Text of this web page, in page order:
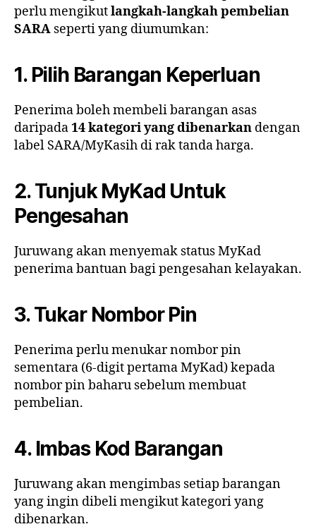
perlu mengikutlangkah-langkah pembelian
SARA seperti yang diumumkan:
1. Pilih Barangan Keperluan
Penerima boleh membeli barangan asas
daripada14 kategori yang dibenarkan dengan
label SARA/MyKasih di rak tanda harga.
2. Tunjuk MyKad Untuk
Pengesahan
Juruwang akan menyemak status MyKad
penerima bantuan bagi pengesahan kelayakan.
3. Tukar Nombor Pin
Penerima perlu menukar nombor pin
sementara (6-digit pertama MyKad) kepada
nombor pin baharu sebelum membuat
pembelian.
4. Imbas Kod Barangan
Juruwang akan mengimbas setiap barangan
yang ingin dibeli mengikut kategori yang
dibenarkan.